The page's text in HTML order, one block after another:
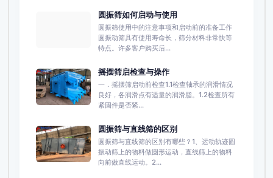
圆振筛如何启动与使用
圆振筛使用中的注意事项和启动前的准备工作
圆振动筛具有使用寿命长，筛分材料非常快等
特点。许多客户购买后...
摇摆筛启检查与操作
一．摇摆筛启动前检查1.1检查轴承的润滑情况
良好，各润滑点有适量的润滑脂。1.2检查所有
紧固件是否紧...
圆振筛与直线筛的区别
圆振筛与直线筛的区别有哪些？1、运动轨迹圆
振动筛上的物料做圆形运动，直线筛上的物料
向前做直线运动。2...